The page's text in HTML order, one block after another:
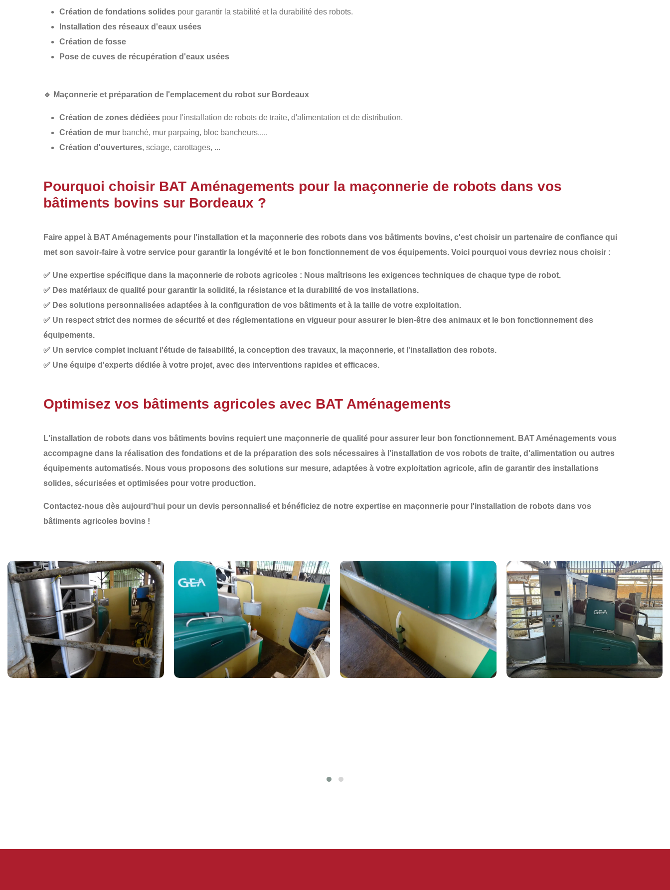
Création de fondations solides pour garantir la stabilité et la durabilité des robots.
Installation des réseaux d'eaux usées
Création de fosse
Pose de cuves de récupération d'eaux usées
🔹 Maçonnerie et préparation de l'emplacement du robot sur Bordeaux
Création de zones dédiées pour l'installation de robots de traite, d'alimentation et de distribution.
Création de mur banché, mur parpaing, bloc bancheurs,....
Création d'ouvertures, sciage, carottages, ...
Pourquoi choisir BAT Aménagements pour la maçonnerie de robots dans vos
bâtiments bovins sur Bordeaux ?
Faire appel à BAT Aménagements pour l'installation et la maçonnerie des robots dans vos bâtiments bovins, c'est choisir un partenaire de confiance qui
met son savoir-faire à votre service pour garantir la longévité et le bon fonctionnement de vos équipements. Voici pourquoi vous devriez nous choisir :
✅ Une expertise spécifique dans la maçonnerie de robots agricoles : Nous maîtrisons les exigences techniques de chaque type de robot.
✅ Des matériaux de qualité pour garantir la solidité, la résistance et la durabilité de vos installations.
✅ Des solutions personnalisées adaptées à la configuration de vos bâtiments et à la taille de votre exploitation.
✅ Un respect strict des normes de sécurité et des réglementations en vigueur pour assurer le bien-être des animaux et le bon fonctionnement des
équipements.
✅ Un service complet incluant l'étude de faisabilité, la conception des travaux, la maçonnerie, et l'installation des robots.
✅ Une équipe d'experts dédiée à votre projet, avec des interventions rapides et efficaces.
Optimisez vos bâtiments agricoles avec BAT Aménagements
L'installation de robots dans vos bâtiments bovins requiert une maçonnerie de qualité pour assurer leur bon fonctionnement. BAT Aménagements vous
accompagne dans la réalisation des fondations et de la préparation des sols nécessaires à l'installation de vos robots de traite, d'alimentation ou autres
équipements automatisés. Nous vous proposons des solutions sur mesure, adaptées à votre exploitation agricole, afin de garantir des installations
solides, sécurisées et optimisées pour votre production.
Contactez-nous dès aujourd'hui pour un devis personnalisé et bénéficiez de notre expertise en maçonnerie pour l'installation de robots dans vos
bâtiments agricoles bovins !